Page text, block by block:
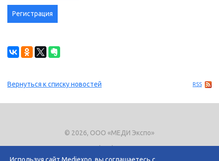
Регистрация
RSS
Вернуться к списку новостей
© 2026, ООО «МЕДИ Экспо»
Тел.+7 (495) 721-8866
E-mail:expo@mediexpo.ru